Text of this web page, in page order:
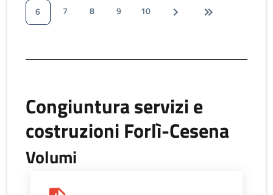
6
7 8 9 10
Congiuntura servizi e
costruzioni Forlì-Cesena
Volumi